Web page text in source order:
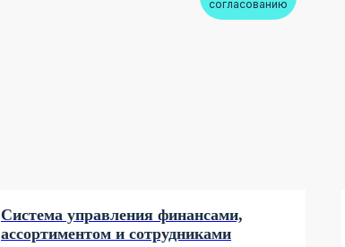
согласованию
Система управления финансами,
ассортиментом и сотрудниками